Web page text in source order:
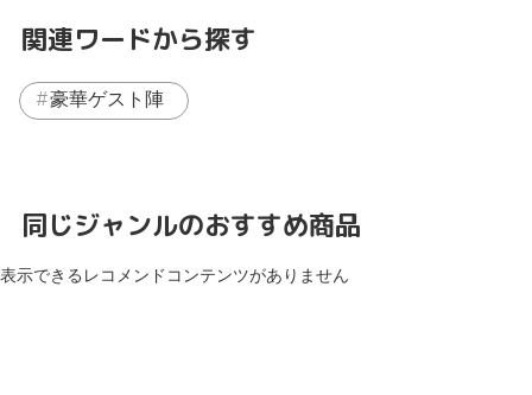
関連ワードから探す
豪華ゲスト陣
同じジャンルのおすすめ商品
表示できるレコメンドコンテンツがありません